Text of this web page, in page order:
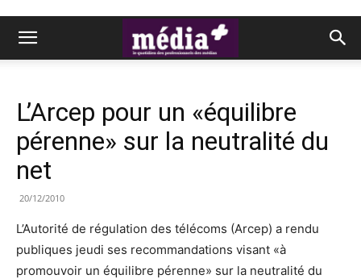
L’Arcep pour un «équilibre
pérenne» sur la neutralité du
net
20/12/2010
L’Autorité de régulation des télécoms (Arcep) a rendu
publiques jeudi ses recommandations visant «à
promouvoir un équilibre pérenne» sur la neutralité du